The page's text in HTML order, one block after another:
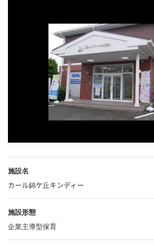
施設名
カール錦ケ丘キンディー
施設形態
企業主導型保育